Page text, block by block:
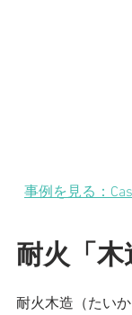
事例を見る：
耐火「
耐火木造（たい